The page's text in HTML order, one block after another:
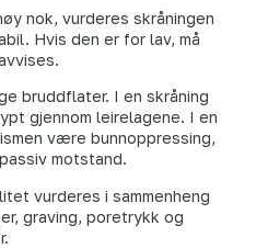
nok, vurderes skråningen
Hvis den er for lav, må
bruddflater. I en skråning
gjennom leirelagene. I en
være bunnoppressing,
motstand.
vurderes i sammenheng
graving, poretrykk og